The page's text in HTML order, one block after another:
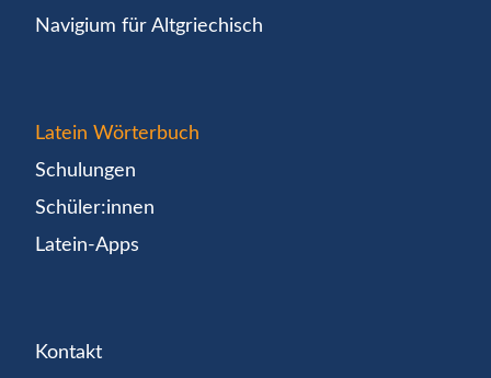
Navigium für Altgriechisch
Latein Wörterbuch
Schulungen
Schüler:innen
Latein-Apps
Kontakt